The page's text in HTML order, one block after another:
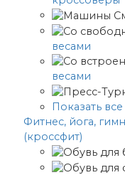
весами
весами
Показать все
Фитнес, йога,
(кроссфит)